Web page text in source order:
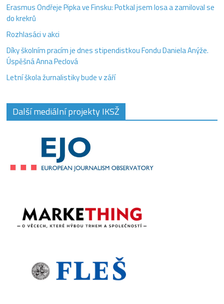
Erasmus Ondřeje Pipka ve Finsku: Potkal jsem losa a zamiloval se
do krekrů
Rozhlasáci v akci
Díky školním pracím je dnes stipendistkou Fondu Daniela Anýže.
Úspěšná Anna Peclová
Letní škola žurnalistiky bude v září
Další mediální projekty IKSŽ